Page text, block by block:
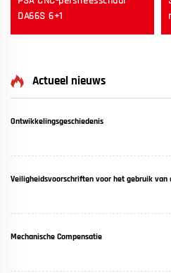
DA66S 6+1
Actueel nieuws
Ontwikkelingsgeschiedenis
Veiligheidsvoorschriften voor het gebruik van
Mechanische Compensatie